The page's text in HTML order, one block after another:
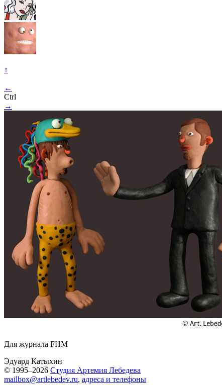
↑
←
Ctrl
→
Для журнала FHM
Эдуард Катыхин
© 1995–2026 Студия Артемия Лебедева
mailbox@artlebedev.ru, адреса и телефоны